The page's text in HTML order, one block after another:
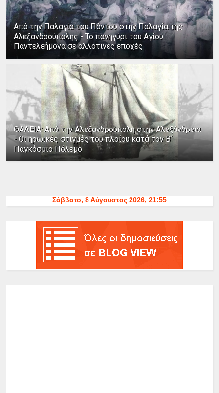
Από την Παλαγία του Πόντου στην Παλαγία της
Αλεξανδρούπολης - Το πανηγύρι του Αγίου
Παντελεήμονα σε αλλοτινές εποχές
ΘΑΛΕΙΑ: Από την Αλεξανδρούπολη στην Αλεξάνδρεια
- Οι ηρωικές στιγμές του πλοίου κατά τον Β΄
Παγκόσμιο Πόλεμο